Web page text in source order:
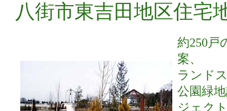
八街市東吉田地区住宅
約250戸
案、
ランド
公園緑
ジェク